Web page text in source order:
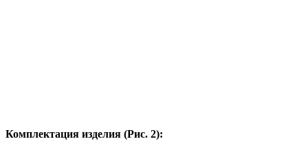
Комплектация изделия (Рис. 2):